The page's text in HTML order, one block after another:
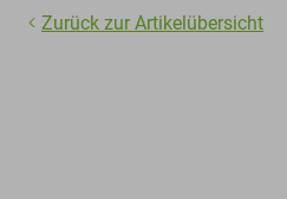
Zurück zur Artikelübersicht